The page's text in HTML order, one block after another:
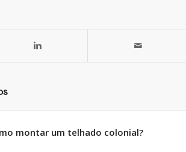
montar um telhado colonial?